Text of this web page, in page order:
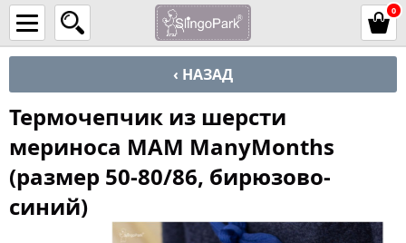
0
‹ НАЗАД
Термочепчик из шерсти
мериноса MAM ManyMonths
(размер 50-80/86, бирюзово-
синий)